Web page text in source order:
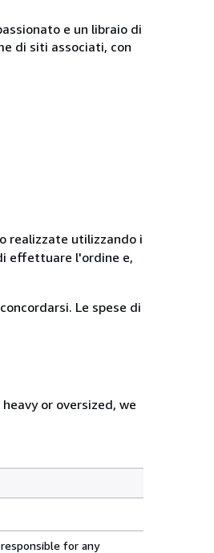
e un libraio di
di siti associati, con
realizzate utilizzando i
effettuare l'ordine e,
Le spese di
or oversized, we
for any